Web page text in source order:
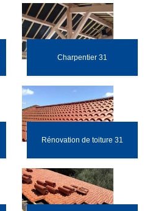
Charpentier 31
Rénovation de toiture 31